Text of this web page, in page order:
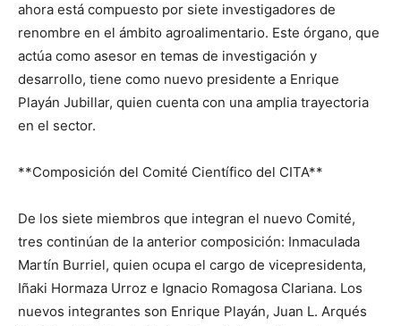
ahora está compuesto por siete investigadores de
renombre en el ámbito agroalimentario. Este órgano, que
actúa como asesor en temas de investigación y
desarrollo, tiene como nuevo presidente a Enrique
Playán Jubillar, quien cuenta con una amplia trayectoria
en el sector.
**Composición del Comité Científico del CITA**
De los siete miembros que integran el nuevo Comité,
tres continúan de la anterior composición: Inmaculada
Martín Burriel, quien ocupa el cargo de vicepresidenta,
Iñaki Hormaza Urroz e Ignacio Romagosa Clariana. Los
nuevos integrantes son Enrique Playán, Juan L. Arqués